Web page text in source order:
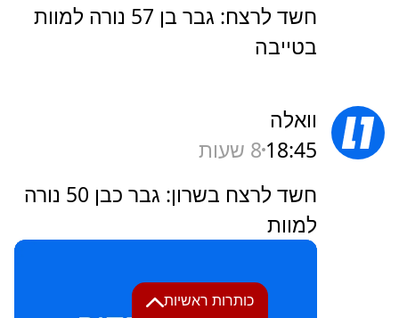
כותרות ראשיות
חשד לרצח: גבר בן 57 נורה למוות
בטייבה
וואלה
18:45 8 שעות
חשד לרצח בשרון: גבר כבן 50 נורה
למוות